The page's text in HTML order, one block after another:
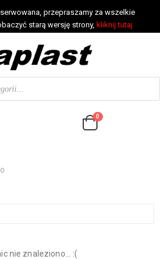
przepraszamy za wszelkie
starą wersję strony, kliknij tutaj
0
nie znaleziono... :(